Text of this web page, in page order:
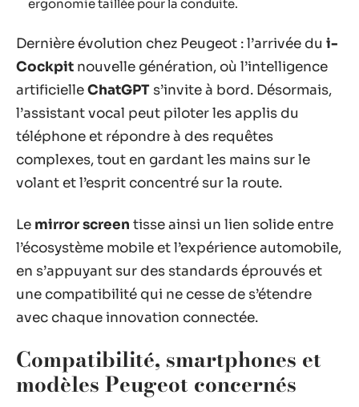
ergonomie taillée pour la conduite.
Dernière évolution chez Peugeot : l’arrivée du i-
Cockpit nouvelle génération, où l’intelligence
artificielleChatGPT s’invite à bord. Désormais,
l’assistant vocal peut piloter les applis du
téléphone et répondre à des requêtes
complexes, tout en gardant les mains sur le
volant et l’esprit concentré sur la route.
Le mirror screen tisse ainsi un lien solide entre
l’écosystème mobile et l’expérience automobile,
en s’appuyant sur des standards éprouvés et
une compatibilité qui ne cesse de s’étendre
avec chaque innovation connectée.
Compatibilité, smartphones et
modèles Peugeot concernés